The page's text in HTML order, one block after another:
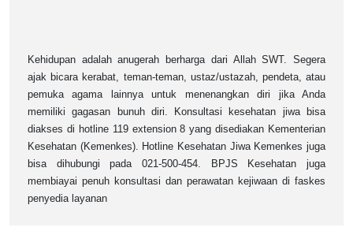
Kehidupan adalah anugerah berharga dari Allah SWT. Segera
ajak bicara kerabat, teman-teman, ustaz/ustazah, pendeta, atau
pemuka agama lainnya untuk menenangkan diri jika Anda
memiliki gagasan bunuh diri. Konsultasi kesehatan jiwa bisa
diakses di hotline 119 extension 8 yang disediakan Kementerian
Kesehatan (Kemenkes). Hotline Kesehatan Jiwa Kemenkes juga
bisa dihubungi pada 021-500-454. BPJS Kesehatan juga
membiayai penuh konsultasi dan perawatan kejiwaan di faskes
penyedia layanan